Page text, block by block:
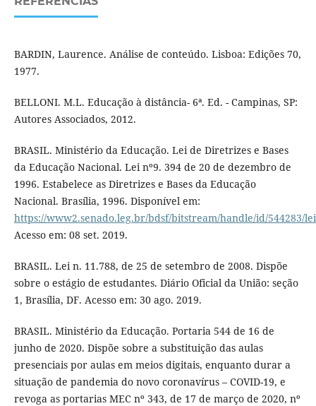
BARDIN, Laurence. Análise de conteúdo. Lisboa: Edições 70,
1977.
BELLONI. M.L. Educação à distância- 6ª. Ed. - Campinas, SP:
Autores Associados, 2012.
BRASIL. Ministério da Educação. Lei de Diretrizes e Bases
da Educação Nacional. Lei nº9. 394 de 20 de dezembro de
1996. Estabelece as Diretrizes e Bases da Educação
Nacional. Brasília, 1996. Disponível em:
https://www2.senado.leg.br/bdsf/bitstream/handle/id/544283/
Acesso em: 08 set. 2019.
BRASIL. Lei n. 11.788, de 25 de setembro de 2008. Dispõe
sobre o estágio de estudantes. Diário Oficial da União: seção
1, Brasília, DF. Acesso em: 30 ago. 2019.
BRASIL. Ministério da Educação. Portaria 544 de 16 de
junho de 2020. Dispõe sobre a substituição das aulas
presenciais por aulas em meios digitais, enquanto durar a
situação de pandemia do novo coronavírus – COVID-19, e
revoga as portarias MEC nº 343, de 17 de março de 2020, nº